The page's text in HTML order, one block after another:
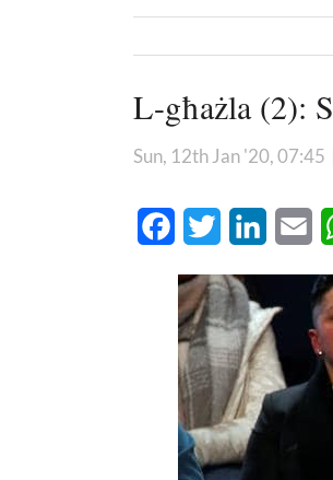
L-għażla (2):
Sun, 12th Jan '20, 07:45
FacebookTwitter LinkedIn